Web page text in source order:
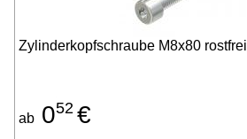
Zylinderkopfschraube M8x80 rostfrei
ab 052 €